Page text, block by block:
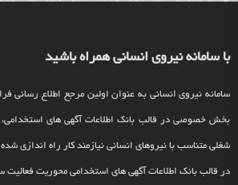
با سامانه نیروی انسانی همراه باشید
سامانه نیروی انسانی به عنوان اولین مرجع اطلاع رسانی
بخش خصوصی در قالب بانک اطلاعات آگهی های
شغلی متناسب با نیروهای انسانی نیازمند کار راه اندازی
در قالب بانک اطلاعات آگهی های استخدامی محوریت فعالیت